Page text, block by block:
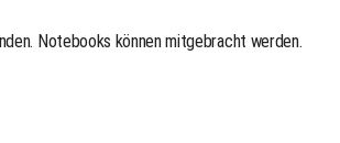
Notebooks können mitgebracht werden.